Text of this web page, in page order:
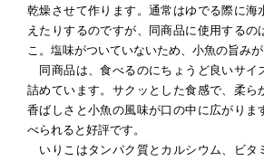
乾燥させて作ります。通常はゆでる際に海
えたりするのですが、同商品に使用するの
こ。塩味がついていないため、小魚の旨みが
同商品は、食べるのにちょうど良いサイ
詰めています。サクッとした食感で、柔ら
香ばしさと小魚の風味が口の中に広がりま
べられると好評です。
いりこはタンパク質とカルシウム、ビタ